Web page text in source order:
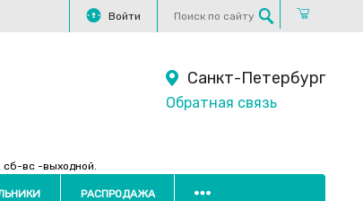
Войти
Санкт-Петербург
Обратная связь
сб-вс -выходной.
РАСПРОДАЖА